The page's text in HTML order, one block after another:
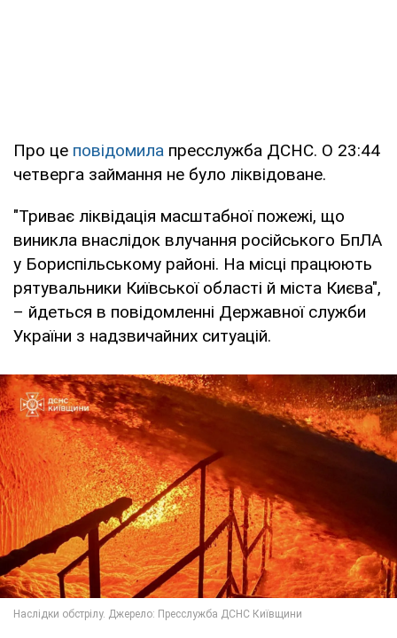
Про це повідомила пресслужба ДСНС. О 23:44
четверга займання не було ліквідоване.
"Триває ліквідація масштабної пожежі, що
виникла внаслідок влучання російського БпЛА
у Бориспільському районі. На місці працюють
рятувальники Київської області й міста Києва",
– йдеться в повідомленні Державної служби
України з надзвичайних ситуацій.